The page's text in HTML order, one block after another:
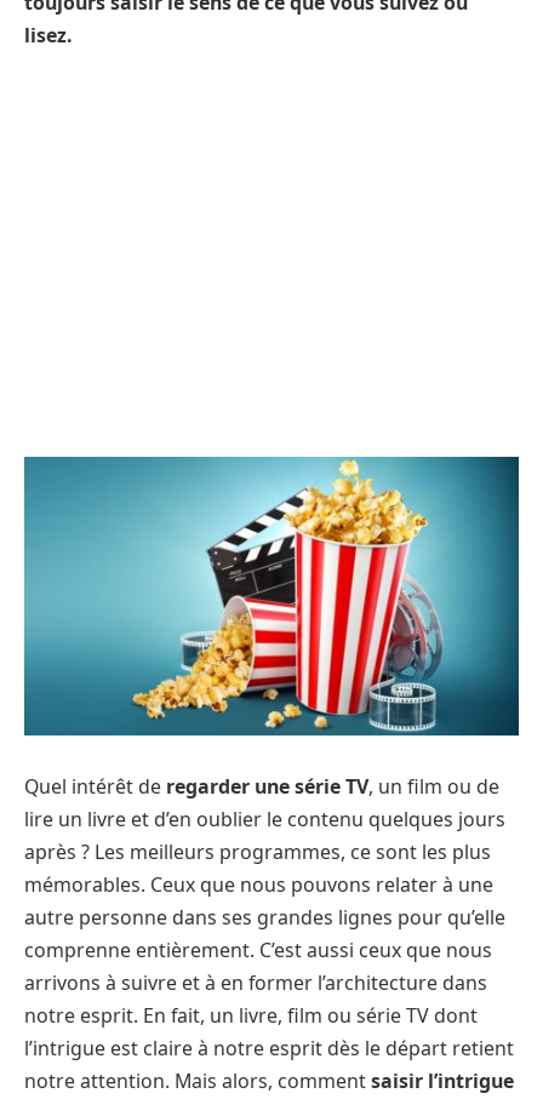
lisez.
Quel intérêt de regarder une série TV, un film ou de
lire un livre et d’en oublier le contenu quelques jours
après ? Les meilleurs programmes, ce sont les plus
mémorables. Ceux que nous pouvons relater à une
autre personne dans ses grandes lignes pour qu’elle
comprenne entièrement. C’est aussi ceux que nous
arrivons à suivre et à en former l’architecture dans
notre esprit. En fait, un livre, film ou série TV dont
l’intrigue est claire à notre esprit dès le départ retient
notre attention. Mais alors, commentsaisir l’intrigue